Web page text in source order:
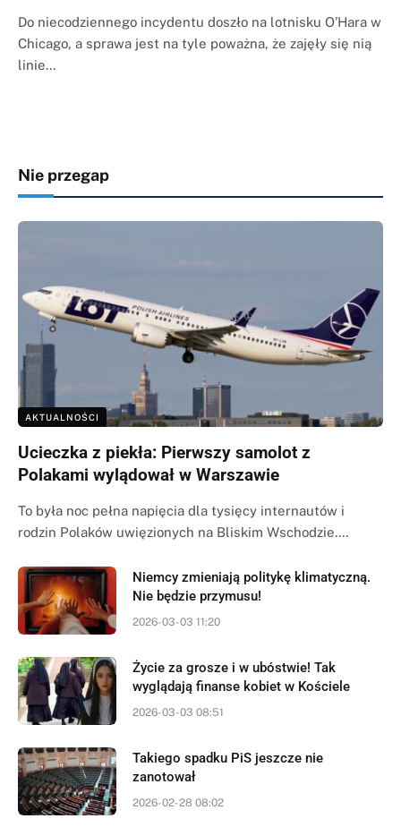
Do niecodziennego incydentu doszło na lotnisku O’Hara w
Chicago, a sprawa jest na tyle poważna, że zajęły się nią
linie…
Nie przegap
AKTUALNOŚCI
Ucieczka z piekła: Pierwszy samolot z
Polakami wylądował w Warszawie
To była noc pełna napięcia dla tysięcy internautów i
rodzin Polaków uwięzionych na Bliskim Wschodzie.…
Niemcy zmieniają politykę klimatyczną.
Nie będzie przymusu!
2026-03-03 11:20
Życie za grosze i w ubóstwie! Tak
wyglądają finanse kobiet w Kościele
2026-03-03 08:51
Takiego spadku PiS jeszcze nie
zanotował
2026-02-28 08:02